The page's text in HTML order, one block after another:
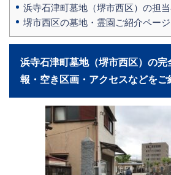
浜寺石津町墓地（堺市西区）の担
堺市西区の墓地・霊園ご紹介ページ
浜寺石津町墓地（堺市西区）の完
報・空き区画・アクセスなどをご